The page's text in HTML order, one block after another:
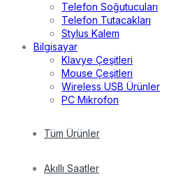
Telefon Soğutucuları
Telefon Tutacakları
Stylus Kalem
Bilgisayar
Klavye Çeşitleri
Mouse Çeşitleri
Wireless USB Ürünler
PC Mikrofon
Tüm Ürünler
Akıllı Saatler